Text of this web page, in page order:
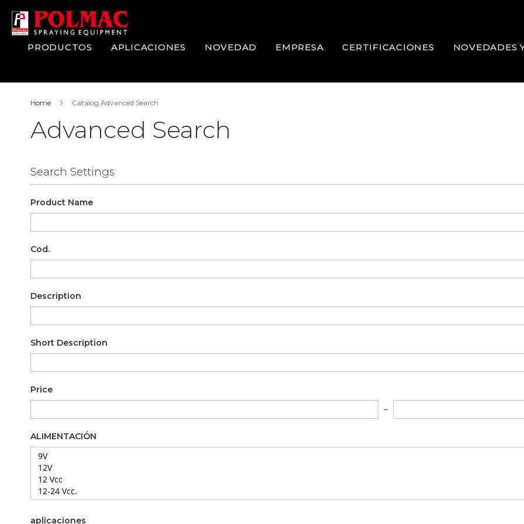
Skip
to
Content
PRODUCTOS APLICACIONES NOVEDAD EMPRESA CERTIFICACIONES NOVEDADES
Home Catalog Advanced Search
Advanced Search
Search Settings
Product Name
Cod.
Description
Short Description
Price
ALIMENTACIÓN
aplicaciones